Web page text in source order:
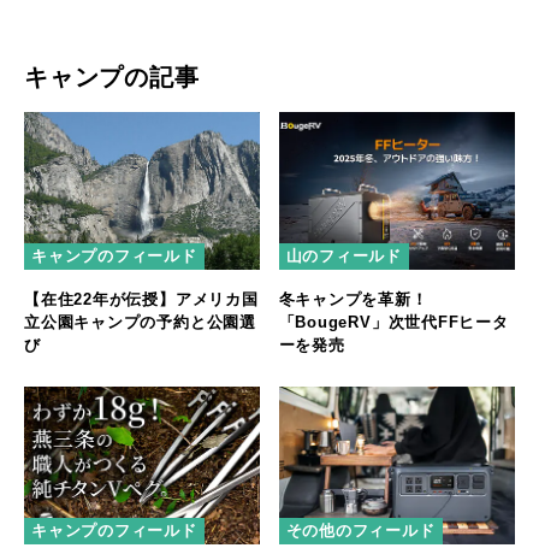
キャンプの記事
キャンプのフィールド
【在住22年が伝授】アメリカ国
立公園キャンプの予約と公園選
び
山のフィールド
冬キャンプを革新！
「BougeRV」次世代FFヒータ
ーを発売
キャンプのフィールド その他のフィールド